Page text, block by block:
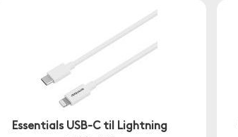
Essentials USB-C til Lightning